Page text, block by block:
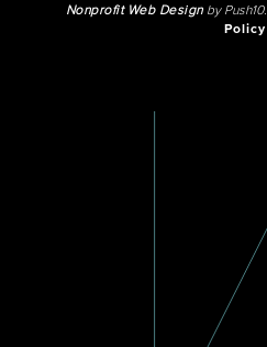
Nonprofit Web Designby Push10.
Policy